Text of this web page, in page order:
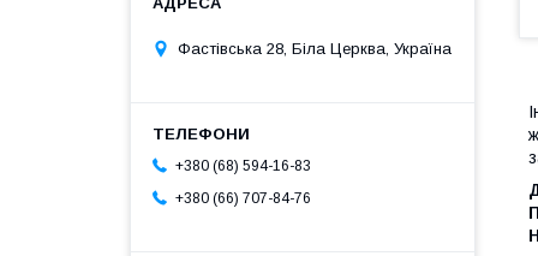
Фастівська 28, Біла Церква, Україна
+380 (68) 594-16-83
+380 (66) 707-84-76